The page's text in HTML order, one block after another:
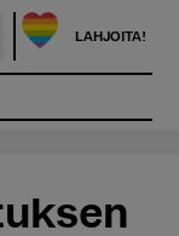
LAHJOITA!